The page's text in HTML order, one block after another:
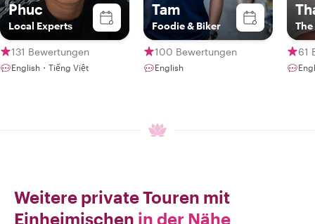
Phuc
Local Experts
131 Bewertungen
English・Tiếng Việt
Tam
Foodie & Biker
100 Bewertungen
English
61
Weitere private Touren mit
Einheimischen in der Nähe